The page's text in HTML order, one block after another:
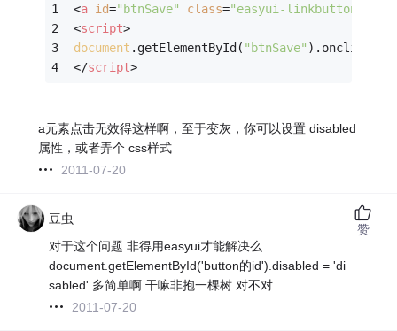
<a id="btnSave" class="easyui-linkbutton"
<script>
document .getElementById( "btnSave" ).onclick=
</script>
a元素点击无效得这样啊，至于变灰，你可以设置 disabled
属性，或者弄个 css样式
2011-07-20
豆虫
对于这个问题 非得用easyui才能解决么
document.getElementById('button的id').disabled = 'di
sabled' 多简单啊 干嘛非抱一棵树 对不对
2011-07-20
赞